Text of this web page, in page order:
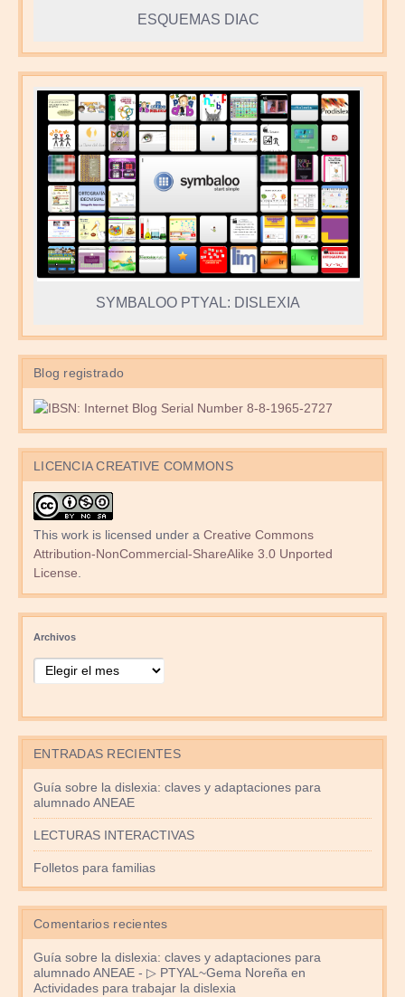
ESQUEMAS DIAC
SYMBALOO PTYAL: DISLEXIA
Blog registrado
LICENCIA CREATIVE COMMONS
This work is licensed under a Creative Commons
Attribution-NonCommercial-ShareAlike 3.0 Unported
License
Archivos
ENTRADAS RECIENTES
Guía sobre la dislexia: claves y adaptaciones para
alumnado ANEAE
LECTURAS INTERACTIVAS
Folletos para familias
Comentarios recientes
Guía sobre la dislexia: claves y adaptaciones para
alumnado ANEAE - ▷ PTYAL~Gema Noreña en
Actividades para trabajar la dislexia